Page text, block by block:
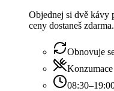
Objednej si dvě kávy
ceny dostaneš zdarma.
Obnovuje